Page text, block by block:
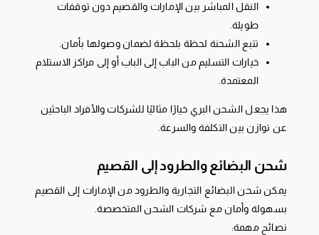
النقل المباشر بين الإمارات والقصيم دون توقفات
طويلة.
تتبع الشحنة لحظة بلحظة لضمان وصولها بأمان.
خيارات التسليم من الباب إلى الباب أو إلى مراكز الاستلام
المعتمدة.
هذا يجعل الشحن البري خيارًا مثاليًا للشركات والأفراد الباحثين
عن توازن بين التكلفة والسرعة.
شحن البضائع والطرود إلى القصيم
يمكن شحن البضائع التجارية والطرود من الإمارات إلى القصيم
بسهولة وأمان مع شركات الشحن المتخصصة.
نصائح مهمة: